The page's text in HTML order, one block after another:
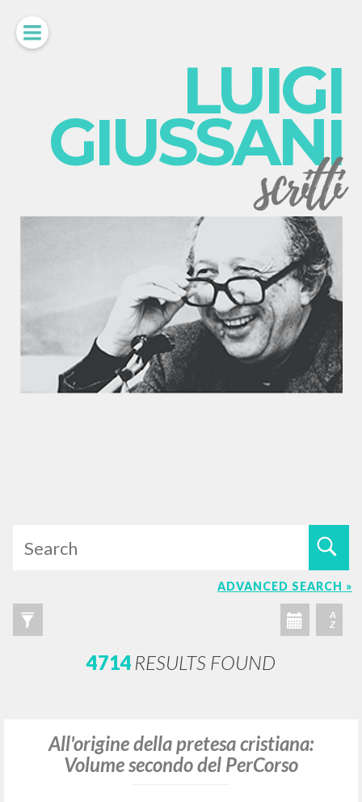
LUIGI
GIUSSANI
scritti
ADVANCED SEARCH »
A
Z
4714 RESULTS FOUND
All'origine della pretesa cristiana:
Volume secondo del PerCorso